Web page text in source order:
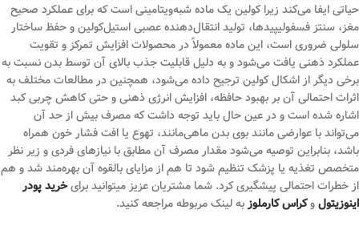
حیاتی ایفا می‌کند زیرا کولین یک ماده شبه‌ویتامینی است که برای عملکرد صحیح
مغز، سنتز فسفولیپیدها، تولید انتقال‌دهنده عصبی استیل‌کولین و حفظ ساختار
سلولی ضروری است، این ماده معمولاً در محصولات افزایش تمرکز و تقویت
عملکرد ذهنی یافت می‌شود و به دلیل قابلیت جذب بالای آن توسط بدن نسبت به
برخی دیگر از اشکال کولین ترجیح داده می‌شود، همچنین در مطالعات مختلف به
اثرات احتمالی آن بر بهبود حافظه، افزایش انرژی ذهنی و حتی کاهش چربی کبد
اشاره شده است و در عین حال باید توجه داشت که مصرف بیش از حد آن
می‌تواند با عوارضی مانند بوی بدن ماهی‌مانند، تهوع یا افت فشار خون همراه
باشد، بنابراین توصیه می‌شود مقدار مصرف آن مطابق با نیازهای فردی و زیر نظر
متخصص تغذیه یا پزشک تنظیم شود تا هم از مزایای بالقوه آن بهره‌مند شد و هم
از خطرات احتمالی پیشگیری کرد. شما مشتریان عزیز میتوانید برایخرید پودر
اینوزیتولوکراس کارملوزبه لینک مربوطه مراجعه کنید.